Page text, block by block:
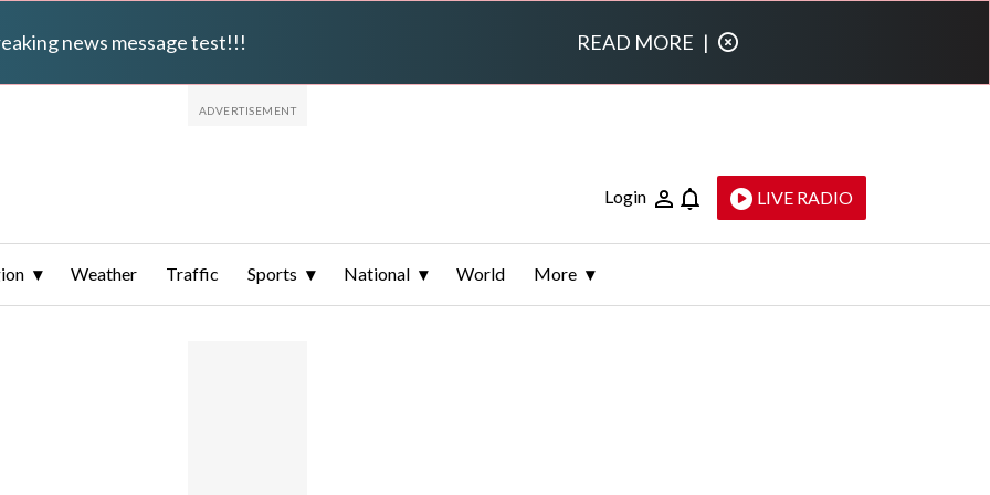
news message test!!! READ MORE |
Login LIVE RADIO
Weather Traffic Sports National World More